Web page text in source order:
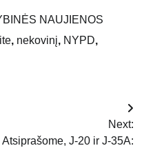
NAUJIENOS
, nekovinį, NYPD,
Next:
Atsiprašome, J-20 ir J-35A: